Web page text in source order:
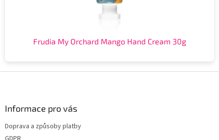
Frudia My Orchard Mango Hand Cream 30g
Informace pro vás
Doprava a způsoby platby